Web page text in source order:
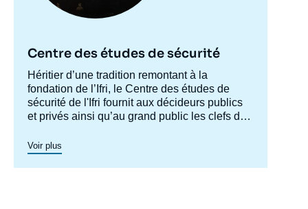
Centre des études de sécurité
Accroche
centre
Héritier d’une tradition remontant à la
fondation de l’Ifri, le Centre des études de
sécurité de l'Ifri fournit aux décideurs publics
et privés ainsi qu’au grand public les clefs de
modes de conflictualité contemporains et à
venir. Par son positionnement à la jointure du
politique et de l’opérationnel, la crédibilité de
Voir plus